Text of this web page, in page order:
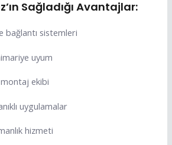
Sağladığı Avantajlar:
bağlantı sistemleri
uyum
ekibi
uygulamalar
hizmeti